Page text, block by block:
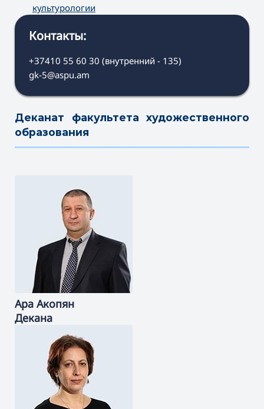
культурологии
Контакты:
+37410 55 60 30 (внутренний - 135)
gk-5@aspu.am
Деканат факультета художественного
образования
Ара Акопян
Декана